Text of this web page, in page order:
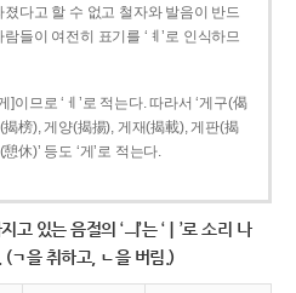
졌다고 할 수 없고 철자와 발음이 반드
들이 여전히 표기를 ‘ㅖ’로 인식하므
]이므로 ‘ㅔ’로 적는다. 따라서 ‘게구(偈
榜), 게양(揭揚), 게재(揭載), 게판(揭
休)’ 등도 ‘게’로 적는다.
고 있는 음절의 ‘ㅢ’는 ‘ㅣ’로 소리 나
(ㄱ을 취하고, ㄴ을 버림.)